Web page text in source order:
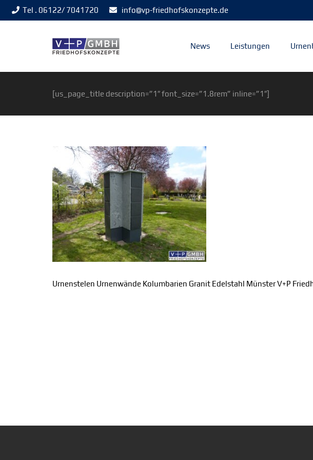
Tel . 06122/ 7041720 info@vp-friedhofskonzepte.de
News Leistungen
[us_page_title description=”1″ font_size=”1.8rem” inline=”1″]
Urnenstelen Urnenwände Kolumbarien Granit Edelstahl Münster V+P